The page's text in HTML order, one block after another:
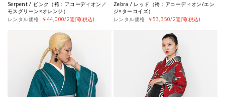
Serpent / ピンク（袴：アコーディオン／
モスグリーン×オレンジ）
レンタル価格 ￥44,000/2週間(税込)
Zebra / レッド（袴：アコーディオン/エン
ジ×ターコイズ）
レンタル価格 ￥53,350/2週間(税込)